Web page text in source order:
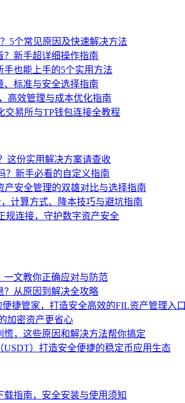
5个常见原因及快速解决方法
？新手超详细操作指南
也能上手的5个实用方法
、标准与安全选择指南
高效管理与成本优化指南
交易所与TP钱包连接全教程
这份实用解决方案请查收
？新手必看的自定义指南
产安全管理的双雄对比与选择指南
计算方式、降本技巧与避坑指南
规连接，守护数字资产安全
一文教你正确应对与防范
？从原因到解决全攻略
捷管家，打造安全高效的FIL资产管理入口
加密资产更省心
慌，这些原因和解决方法帮你搞定
USDT）打造安全便捷的稳定币应用生态
载指南，安全安装与使用须知